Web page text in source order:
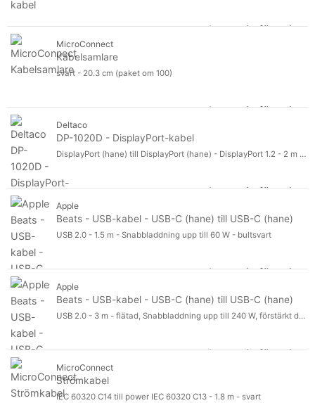
Modell
Logga in för pris
MicroConnect
Kabelsamlare
svart - 20.3 cm (paket om 100)
Logga in för pris
Deltaco
DP-1020D - DisplayPort-kabel
DisplayPort (hane) till DisplayPort (hane) - DisplayPort 1.2 - 2 m - stöd för 4K - svart
Logga in för pris
Apple
Beats - USB-kabel - USB-C (hane) till USB-C (hane)
USB 2.0 - 1.5 m - Snabbladdning upp till 60 W - bultsvart
Logga in för pris
Apple
Beats - USB-kabel - USB-C (hane) till USB-C (hane)
USB 2.0 - 3 m - flätad, Snabbladdning upp till 240 W, förstärkt design - bultsvart
Logga in för pris
MicroConnect
Strömkabel
IEC 60320 C14 till power IEC 60320 C13 - 1.8 m - svart